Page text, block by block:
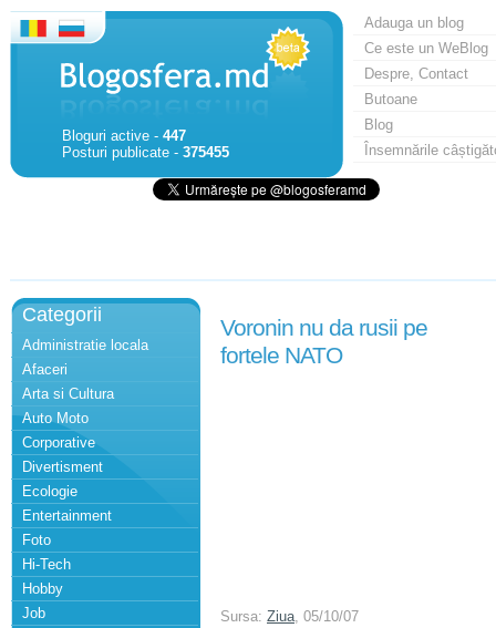
Bloguri active - 447
Posturi publicate - 375455
Adauga un blog
Ce este un WeBlog
Despre, Contact
Butoane
Blog
Însemnările
Categorii
Administratie locala
Afaceri
Arta si Cultura
Auto Moto
Corporative
Divertisment
Ecologie
Entertainment
Foto
Hi-Tech
Hobby
Job
Voronin nu da rusii pe
fortele NATO
Sursa: Ziua, 05/10/07